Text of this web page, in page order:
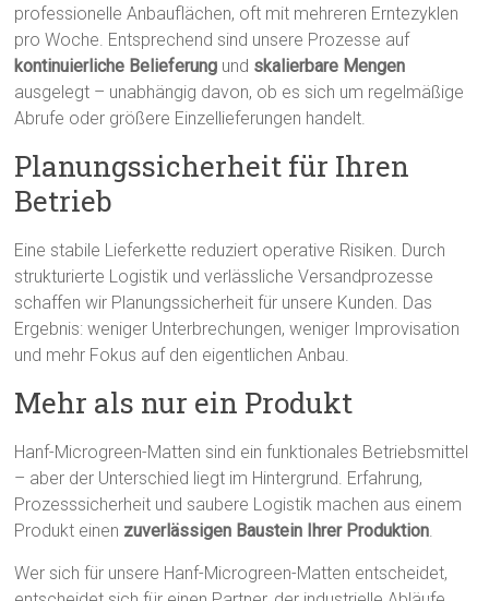
professionelle Anbauflächen, oft mit mehreren Erntezyklen
pro Woche. Entsprechend sind unsere Prozesse auf
kontinuierliche Belieferung und skalierbare Mengen
ausgelegt – unabhängig davon, ob es sich um regelmäßige
Abrufe oder größere Einzellieferungen handelt.
Planungssicherheit für Ihren
Betrieb
Eine stabile Lieferkette reduziert operative Risiken. Durch
strukturierte Logistik und verlässliche Versandprozesse
schaffen wir Planungssicherheit für unsere Kunden. Das
Ergebnis: weniger Unterbrechungen, weniger Improvisation
und mehr Fokus auf den eigentlichen Anbau.
Mehr als nur ein Produkt
Hanf-Microgreen-Matten sind ein funktionales Betriebsmittel
– aber der Unterschied liegt im Hintergrund. Erfahrung,
Prozesssicherheit und saubere Logistik machen aus einem
Produkt einen zuverlässigen Baustein Ihrer Produktion.
Wer sich für unsere Hanf-Microgreen-Matten entscheidet,